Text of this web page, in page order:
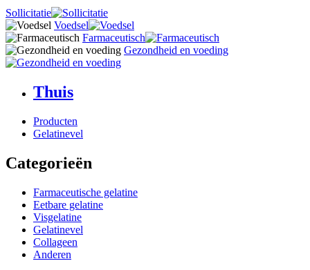
Sollicitatie
Voedsel
Farmaceutisch
Gezondheid en voeding
Thuis
Producten
Gelatinevel
Categorieën
Farmaceutische gelatine
Eetbare gelatine
Visgelatine
Gelatinevel
Collageen
Anderen